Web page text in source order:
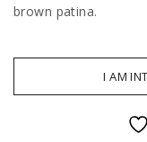
brown patina.
I AM